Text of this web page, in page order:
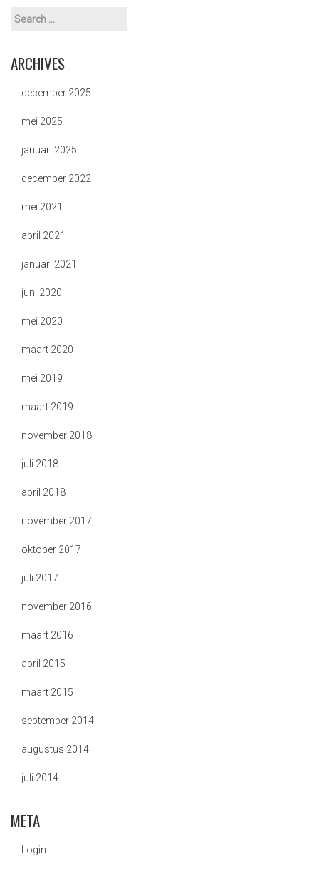
ARCHIVES
december 2025
mei 2025
januari 2025
december 2022
mei 2021
april 2021
januari 2021
juni 2020
mei 2020
maart 2020
mei 2019
maart 2019
november 2018
juli 2018
april 2018
november 2017
oktober 2017
juli 2017
november 2016
maart 2016
april 2015
maart 2015
september 2014
augustus 2014
juli 2014
META
Login